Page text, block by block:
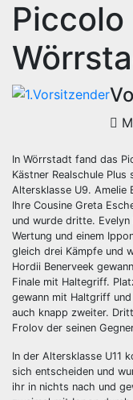
Piccolo
In Wörrstadt fand das
Kästner Realschule
Altersklasse U9. Amelie
Ihre Cousine Greta
und wurde dritte.
Wertung und einem
gleich drei Kämpfe und
Hordii Benerveek
Finale mit Haltegriff.
gewann mit Haltgriff
auch knapp zweiter.
Frolov der seinen
In der Altersklasse U11
sich entscheiden und
ihr in nichts nach und